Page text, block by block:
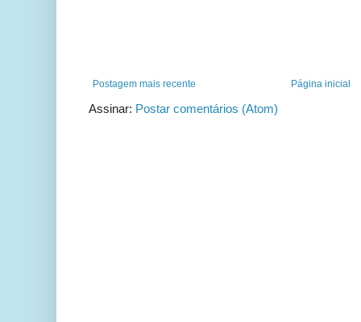
Postagem mais recente Página inicial
Assinar: Postar comentários (Atom)